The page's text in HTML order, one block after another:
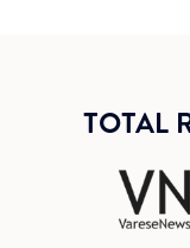
TOTAL